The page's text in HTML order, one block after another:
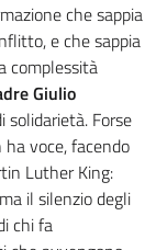
che sappia
e che sappia
complessità
Giulio
solidarietà. Forse
voce, facendo
Luther King:
il silenzio degli
chi fa